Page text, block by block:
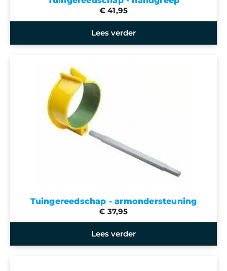
€ 41,95
Lees verder
Tuingereedschap - armondersteuning
€ 37,95
Lees verder